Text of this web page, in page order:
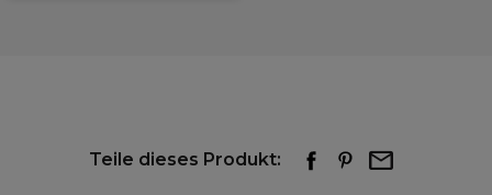
Teile dieses Produkt: